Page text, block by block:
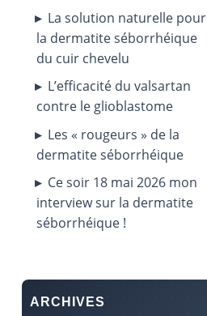
La solution naturelle pour
la dermatite séborrhéique
du cuir chevelu
L’efficacité du valsartan
contre le glioblastome
Les « rougeurs » de la
dermatite séborrhéique
Ce soir 18 mai 2026 mon
interview sur la dermatite
séborrhéique !
ARCHIVES